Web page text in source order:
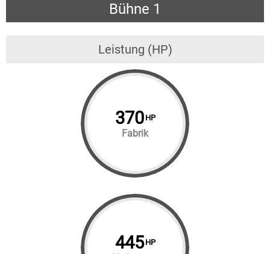
Bühne 1
Leistung (HP)
370 HP
Fabrik
445 HP